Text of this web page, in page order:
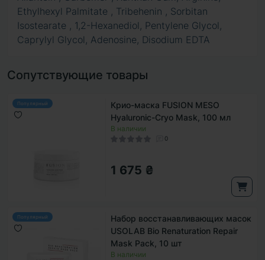
Ethylhexyl Palmitate , Tribehenin , Sorbitan
Isostearate , 1,2-Hexanediol, Pentylene Glycol,
Caprylyl Glycol, Adenosine, Disodium EDTA
Сопутствующие товары
Популярный
Крио-маска FUSION MESO
Hyaluronic-Cryo Mask, 100 мл
В наличии
0
1 675 ₴
Популярный
Набор восстанавливающих масок
USOLAB Bio Renaturation Repair
Mask Pack, 10 шт
В наличии